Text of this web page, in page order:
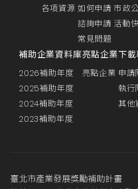
各項資源 如何申請
諮詢申請
常見問題
市政
活動
補助企業資料庫
2026補助年度
2025補助年度
2024補助年度
2023補助年度
亮點企業
亮點企業
下
申請
執行
其他
臺北市產業發展獎勵補助計畫